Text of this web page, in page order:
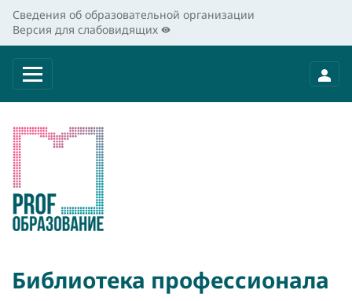
Сведения об образовательной организации
Версия для слабовидящих
Библиотека профессионала